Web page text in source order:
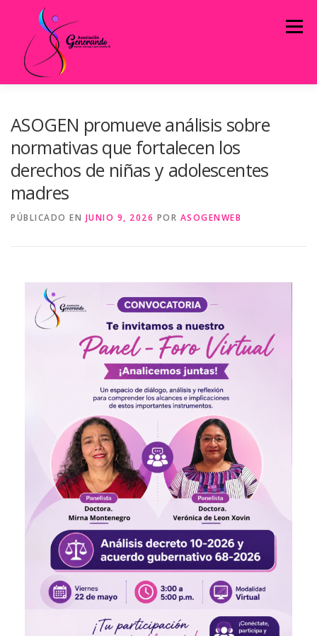
Menú
ESTRATEGIAS DE INTERVENCIÓN
INFORMACIÓN PÚBLICA CONTACTO
ASOGEN promueve análisis sobre
normativas que fortalecen los
derechos de niñas y adolescentes
madres
PÚBLICADO EN JUNIO 9, 2026 POR ASOGENWEB